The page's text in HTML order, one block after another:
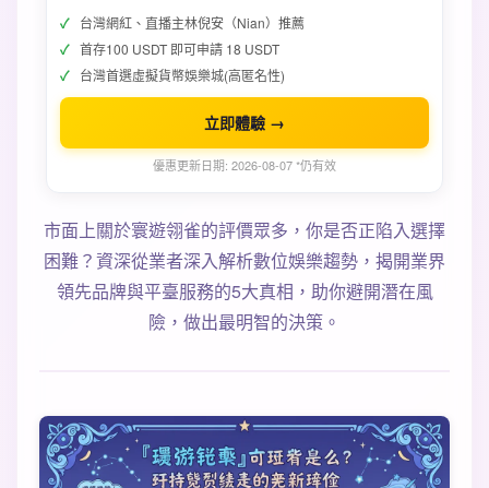
台灣網紅、直播主林倪安（Nian）推薦
首存100 USDT 即可申請 18 USDT
台灣首選虛擬貨幣娛樂城(高匿名性)
立即體驗 →
優惠更新日期: 2026-08-07 *仍有效
市面上關於寰遊翎雀的評價眾多，你是否正陷入選擇
困難？資深從業者深入解析數位娛樂趨勢，揭開業界
領先品牌與平臺服務的5大真相，助你避開潛在風
險，做出最明智的決策。